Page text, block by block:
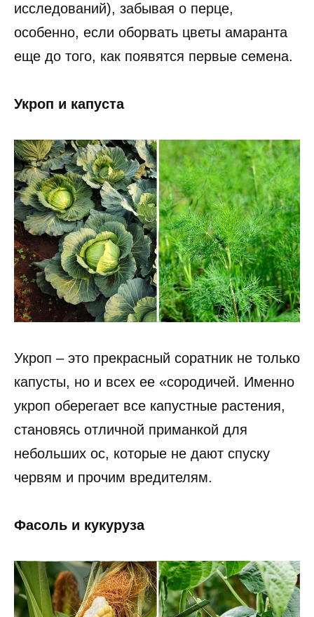
исследований), забывая о перце,
особенно, если оборвать цветы амаранта
еще до того, как появятся первые семена.
Укроп и капуста
Укроп – это прекрасный соратник не только
капусты, но и всех ее «сородичей. Именно
укроп оберегает все капустные растения,
становясь отличной приманкой для
небольших ос, которые не дают спуску
червям и прочим вредителям.
Фасоль и кукуруза